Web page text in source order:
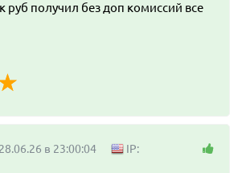
руб получил без доп комиссий все
28.06.26 в 23:00:04
IP: